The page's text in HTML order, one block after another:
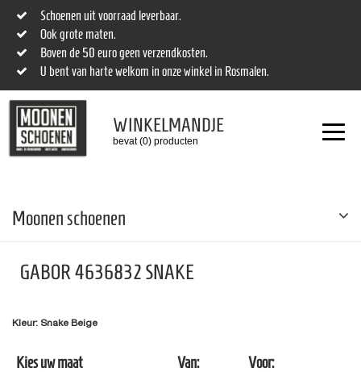
Schoenen uit voorraad leverbaar.
Ook grote maten.
Boven de 50 euro geen verzendkosten.
U bent van harte welkom in onze winkel in Rosmalen.
WINKELMANDJE
bevat (0) producten
Moonen schoenen
GABOR 4636832 SNAKE
Kleur: Snake Beige
Kies uw maat Van:
Voor: